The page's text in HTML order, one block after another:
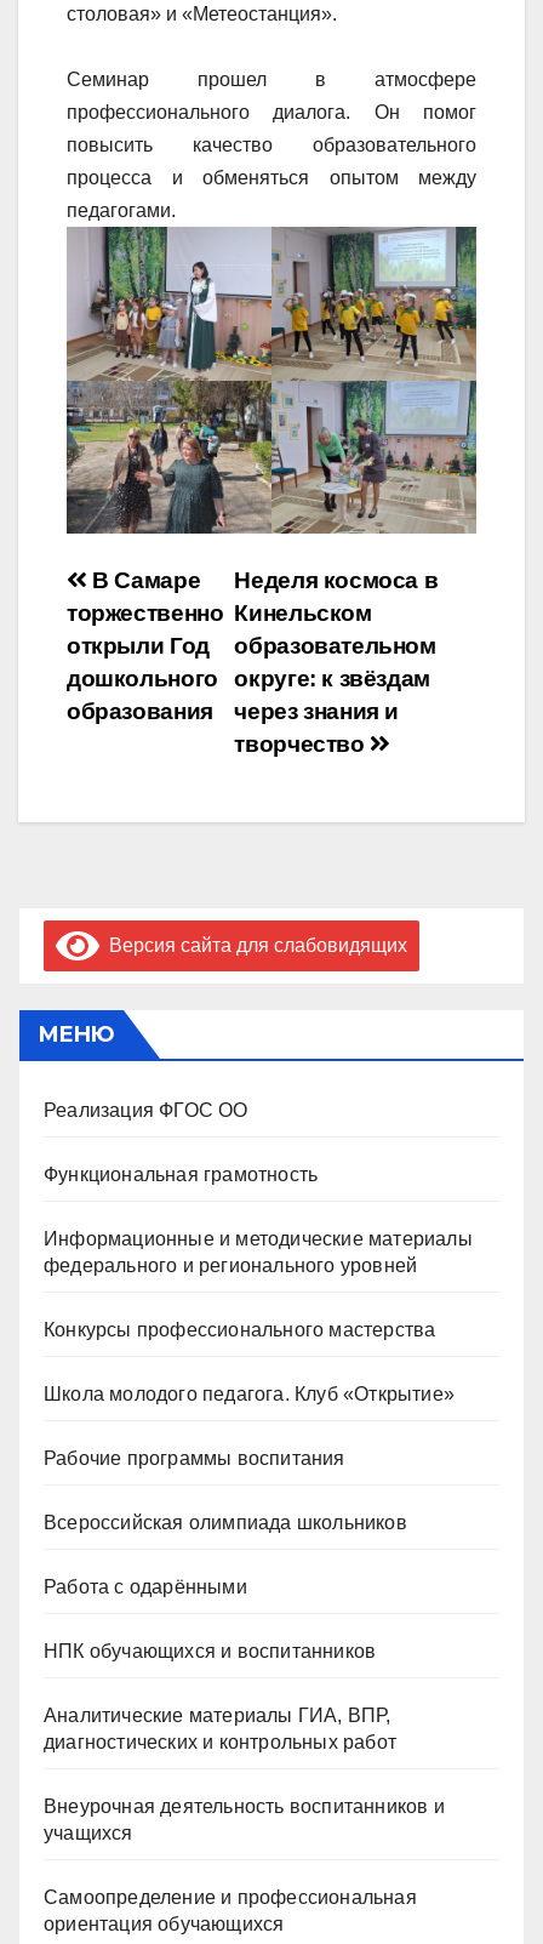
столовая» и «Метеостанция».
Семинар прошел в атмосфере
профессионального диалога. Он помог
повысить качество образовательного
процесса и обменяться опытом между
педагогами.
Навигация
по
записям
Неделя космоса в
Кинельском
образовательном
округе: к звёздам
через знания и
творчество
В Самаре
торжественно
открыли Год
дошкольного
образования
Версия сайта для слабовидящих
МЕНЮ
Реализация ФГОС ОО
Функциональная грамотность
Информационные и методические материалы
федерального и регионального уровней
Конкурсы профессионального мастерства
Школа молодого педагога. Клуб «Открытие»
Рабочие программы воспитания
Всероссийская олимпиада школьников
Работа с одарёнными
НПК обучающихся и воспитанников
Аналитические материалы ГИА, ВПР,
диагностических и контрольных работ
Внеурочная деятельность воспитанников и
учащихся
Самоопределение и профессиональная
ориентация обучающихся